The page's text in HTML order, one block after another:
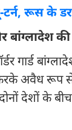
टर्न, रूस के
बांग्लादेश
गार्ड
करके अवैध रूप
देशों के